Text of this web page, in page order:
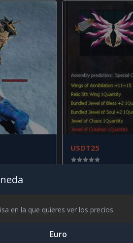
en la que quieres ver los precios.
Euro
EX301
USDT25